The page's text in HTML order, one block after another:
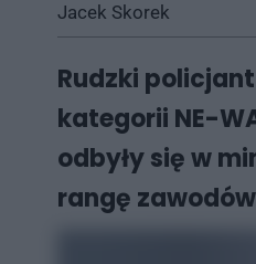
Jacek Skorek
Rudzki
kategorii NE-
odbyły się w
rangę